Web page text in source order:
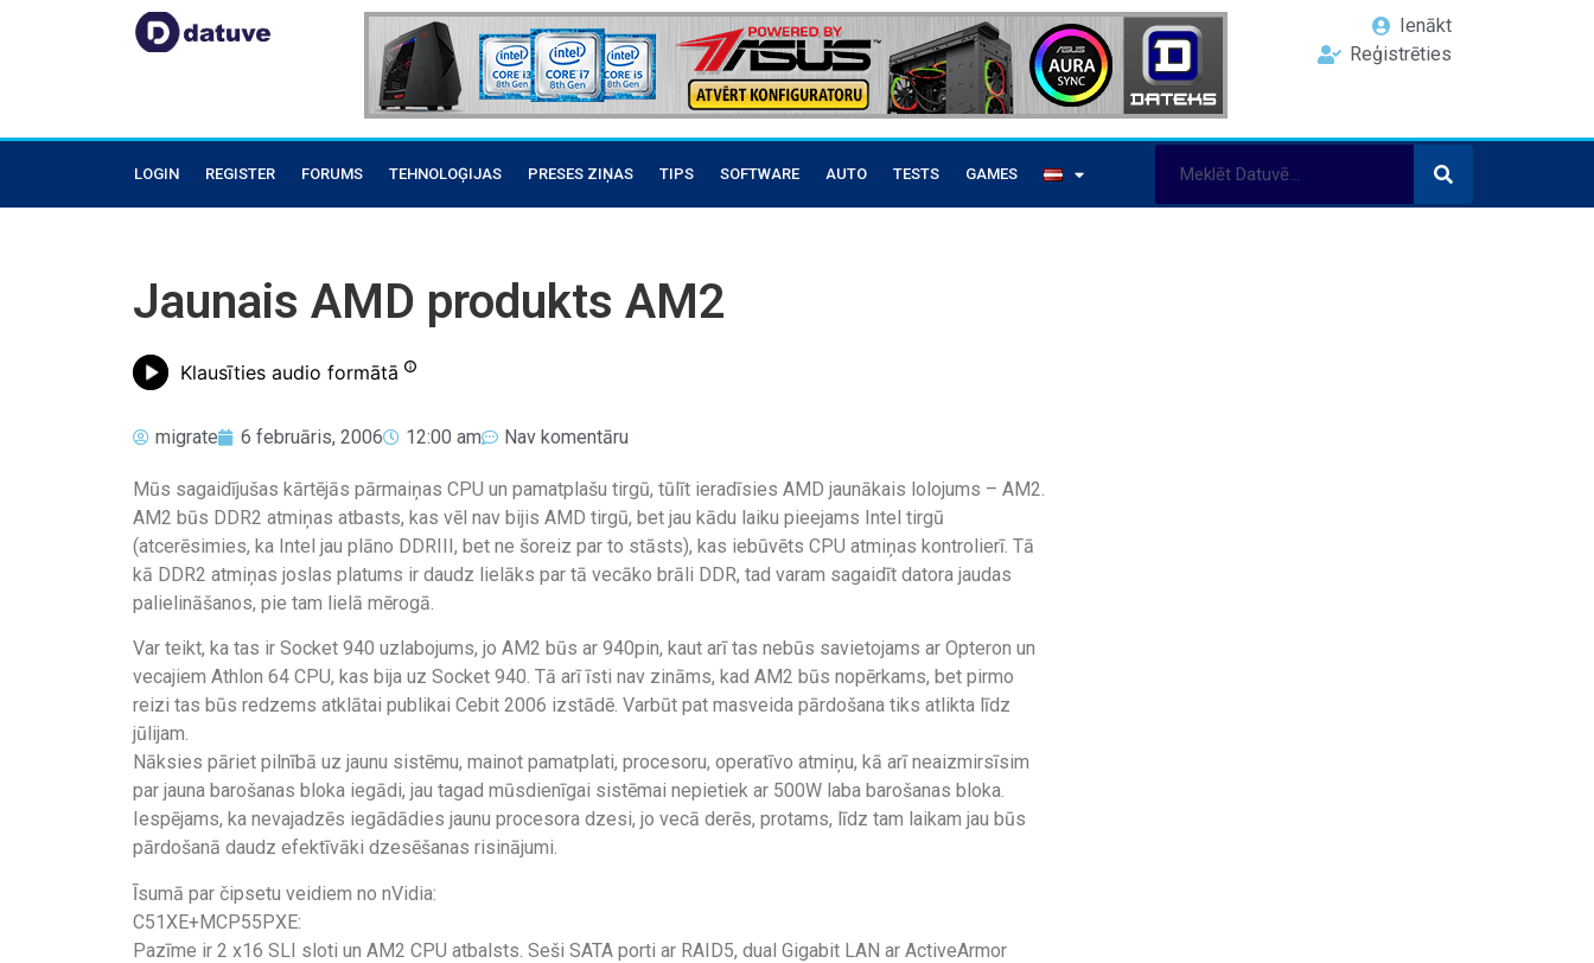
Ienākt
Reģistrēties
LOGIN REGISTER FORUMS TEHNOLOĢIJAS PRESES ZIŅAS TIPS SOFTWARE AUTO TESTS GAMES
Jaunais AMD produkts AM2
Klausīties audio formātā
migrate 6 februāris, 2006 12:00 am Nav komentāru
Mūs sagaidījušas kārtējās pārmaiņas CPU un pamatplašu tirgū, tūlīt ieradīsies AMD jaunākais lolojums – AM2.
AM2 būs DDR2 atmiņas atbasts, kas vēl nav bijis AMD tirgū, bet jau kādu laiku pieejams Intel tirgū
(atcerēsimies, ka Intel jau plāno DDRIII, bet ne šoreiz par to stāsts), kas iebūvēts CPU atmiņas kontrolierī. Tā
kā DDR2 atmiņas joslas platums ir daudz lielāks par tā vecāko brāli DDR, tad varam sagaidīt datora jaudas
palielināšanos, pie tam lielā mērogā.
Var teikt, ka tas ir Socket 940 uzlabojums, jo AM2 būs ar 940pin, kaut arī tas nebūs savietojams ar Opteron un
vecajiem Athlon 64 CPU, kas bija uz Socket 940. Tā arī īsti nav zināms, kad AM2 būs nopērkams, bet pirmo
reizi tas būs redzems atklātai publikai Cebit 2006 izstādē. Varbūt pat masveida pārdošana tiks atlikta līdz
jūlijam.
Nāksies pāriet pilnībā uz jaunu sistēmu, mainot pamatplati, procesoru, operatīvo atmiņu, kā arī neaizmirsīsim
par jauna barošanas bloka iegādi, jau tagad mūsdienīgai sistēmai nepietiek ar 500W laba barošanas bloka.
Iespējams, ka nevajadzēs iegādādies jaunu procesora dzesi, jo vecā derēs, protams, līdz tam laikam jau būs
pārdošanā daudz efektīvāki dzesēšanas risinājumi.
Īsumā par čipsetu veidiem no nVidia:
C51XE+MCP55PXE:
Pazīme ir 2 x16 SLI sloti un AM2 CPU atbalsts. Seši SATA porti ar RAID5, dual Gigabit LAN ar ActiveArmor